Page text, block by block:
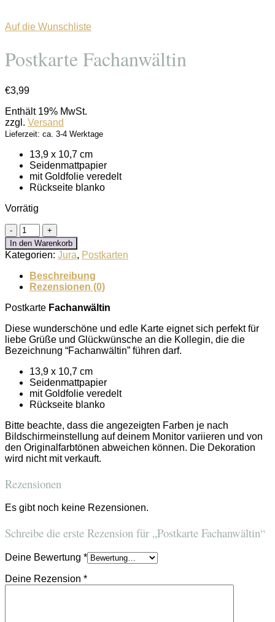
Auf die Wunschliste
Postkarte Fachanwältin
€3,99
Enthält 19% MwSt.
zzgl. Versand
Lieferzeit: ca. 3-4 Werktage
13,9 x 10,7 cm
Seidenmattpapier
mit Goldfolie veredelt
Rückseite blanko
Vorrätig
Postkarte
Fachanwältin
Menge
In den Warenkorb
Kategorien: Jura, Postkarten
Beschreibung
Rezensionen (0)
Postkarte Fachanwältin
Diese wunderschöne und edle Karte eignet sich perfekt für
liebe Grüße und Glückwünsche an die Kollegin, die die
Bezeichnung “Fachanwältin” führen darf.
13,9 x 10,7 cm
Seidenmattpapier
mit Goldfolie veredelt
Rückseite blanko
Bitte beachte, dass die angezeigten Farben je nach
Bildschirmeinstellung auf deinem Monitor variieren und von
den Originalfarbtönen abweichen können. Die Dekoration
wird nicht mit verkauft.
Rezensionen
Es gibt noch keine Rezensionen.
Schreibe die erste Rezension für „Postkarte Fachanwältin“
Deine Bewertung *
Deine Rezension *